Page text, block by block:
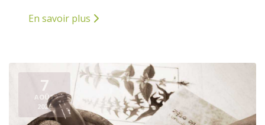
En savoir plus
7
AOÛT
2026